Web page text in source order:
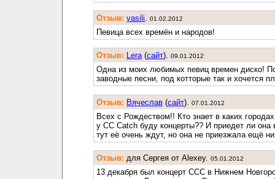
Отзыв: vasili. 01.02.2012
Певица всех времён и народов!
Отзыв: Lera(cайт). 09.01.2012
Одна из моих любимых певиц времен диско!
заводные песни, под котторые так и хочется
Отзыв: Вячеслав (cайт). 07.01.2012
Всех с Рождеством!! Кто знает в каких
у CC Catch буду концерты?? И приедет ли она
тут её очень ждут, но она не приезжала ещё ни
Отзыв: для Сергея от Alexey. 05.01.2012
13 декабря был концерт CCC в Нижнем